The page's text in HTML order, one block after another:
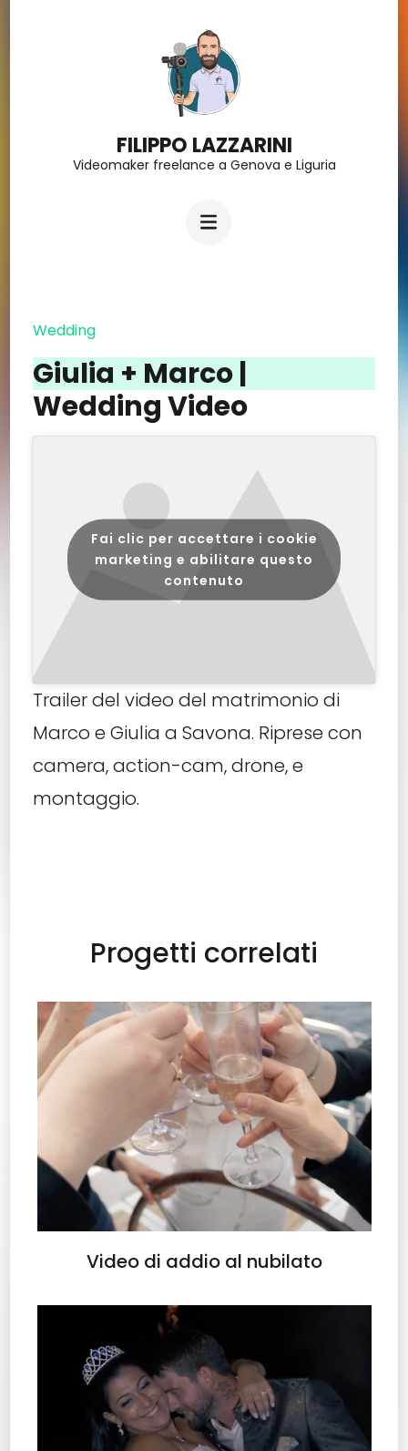
FILIPPO LAZZARINI
Videomaker freelance a Genova e Liguria
Wedding
Giulia + Marco |
Wedding Video
Fai clic per accettare i cookie
marketing e abilitare questo
contenuto
Trailer del video del matrimonio di
Marco e Giulia a Savona. Riprese con
camera, action-cam, drone, e
montaggio.
Progetti correlati
Video di addio al nubilato